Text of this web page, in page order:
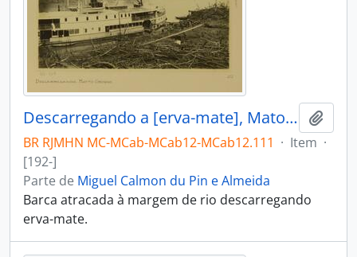
Descarregando a [erva-mate], Mato Grosso
BR RJMHN MC-MCab-MCab12-MCab12.111 · Item ·
[192-]
Parte de Miguel Calmon du Pin e Almeida
Barca atracada à margem de rio descarregando
erva-mate.